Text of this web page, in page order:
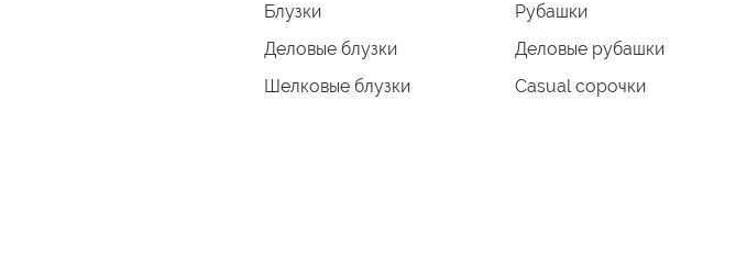
Блузки
Деловые блузки
Шелковые блузки
Рубашки
Деловые рубашки
Casual сорочки